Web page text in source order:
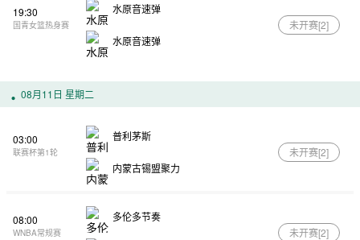
19:30
国青女篮热身赛
水原音速弹
水原音速弹
未开赛[2]
08月11日 星期二
03:00
联赛杯第1轮
普利茅斯
内蒙古锡盟聚力
未开赛[2]
08:00
WNBA常规赛
多伦多节奏
未开赛[2]